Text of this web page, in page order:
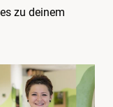
zu deinem